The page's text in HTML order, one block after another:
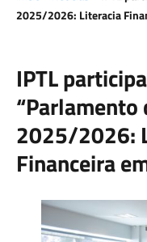
Madeira, Ensino
Formação Marítima,
2025/2026: Literacia
IPTL
“Parlamento
2025/2026:
Financeira